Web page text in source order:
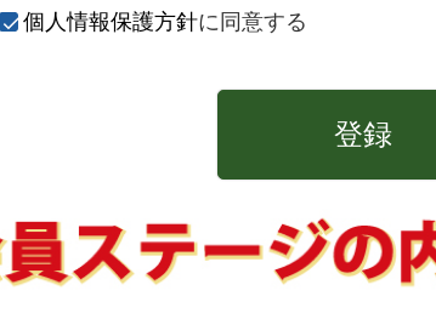
個人情報保護方針に同意する
登録